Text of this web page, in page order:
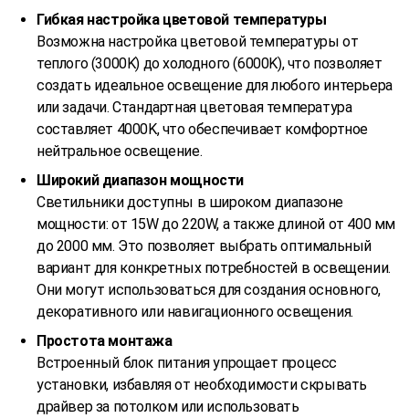
Гибкая настройка цветовой температуры
Возможна настройка цветовой температуры от
теплого (3000K) до холодного (6000K), что позволяет
создать идеальное освещение для любого интерьера
или задачи. Стандартная цветовая температура
составляет 4000K, что обеспечивает комфортное
нейтральное освещение.
Широкий диапазон мощности
Светильники доступны в широком диапазоне
мощности: от 15W до 220W, а также длиной от 400 мм
до 2000 мм. Это позволяет выбрать оптимальный
вариант для конкретных потребностей в освещении.
Они могут использоваться для создания основного,
декоративного или навигационного освещения.
Простота монтажа
Встроенный блок питания упрощает процесс
установки, избавляя от необходимости скрывать
драйвер за потолком или использовать